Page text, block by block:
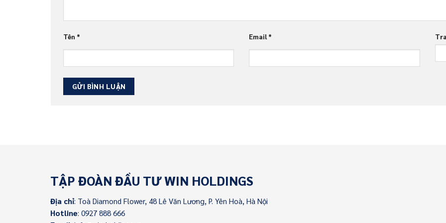
Tên * Email*
TẬP ĐOÀN ĐẦU TƯ WIN HOLDINGS
Địa chỉ: Toà Diamond Flower, 48 Lê Văn Lương, P. Yên Hoà, Hà Nội
Hotline: 0927 888 666